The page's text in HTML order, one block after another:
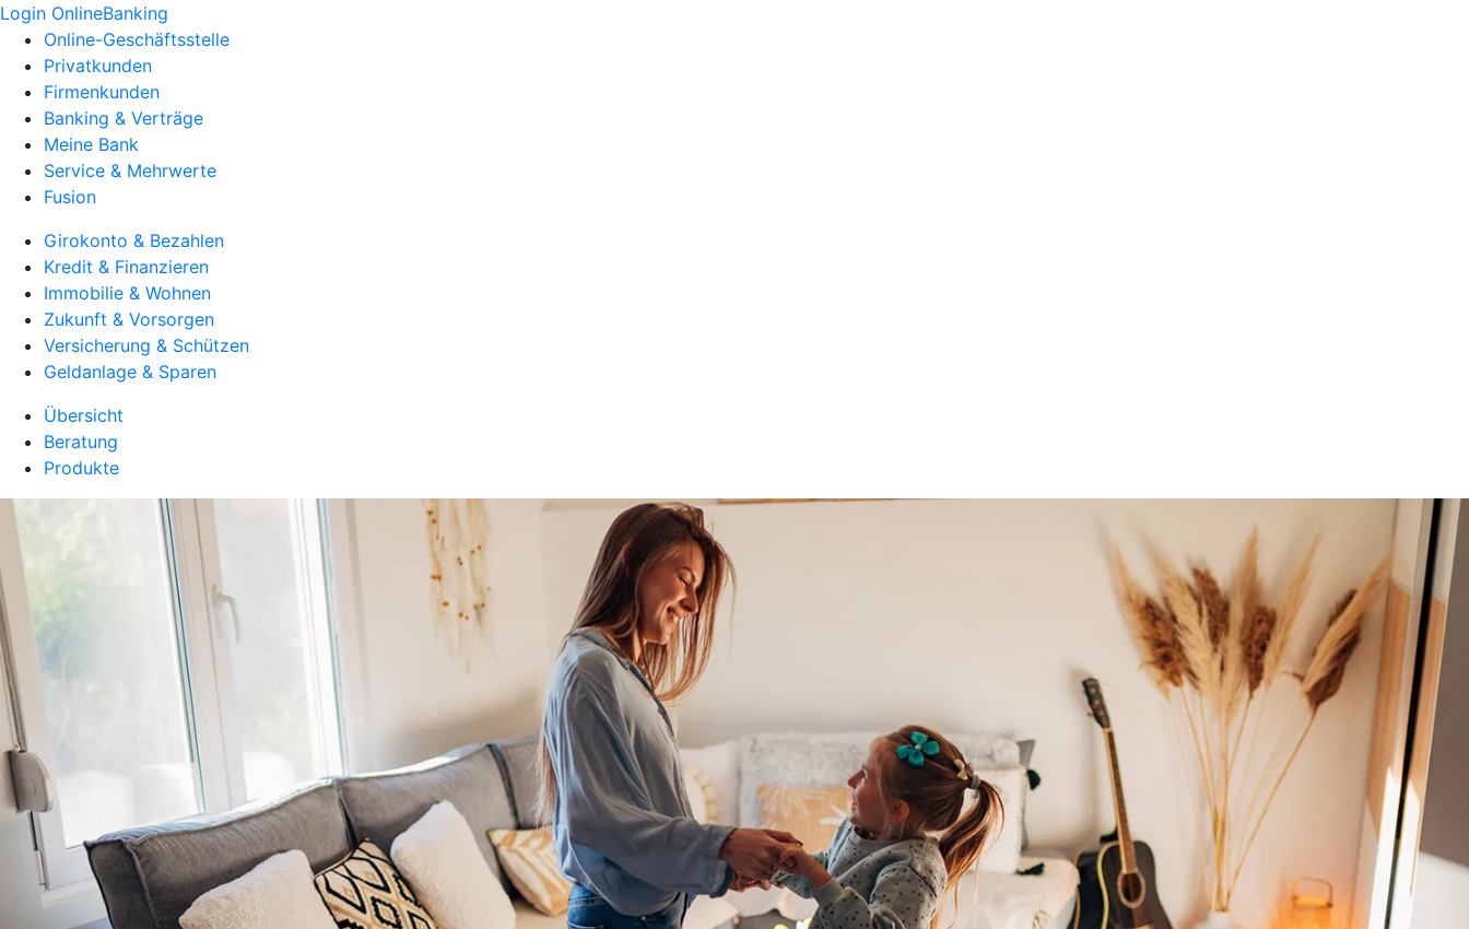
Login OnlineBanking
Online-Geschäftsstelle
Privatkunden
Firmenkunden
Banking & Verträge
Meine Bank
Service & Mehrwerte
Fusion
Girokonto & Bezahlen
Kredit & Finanzieren
Immobilie & Wohnen
Zukunft & Vorsorgen
Versicherung & Schützen
Geldanlage & Sparen
Übersicht
Beratung
Produkte